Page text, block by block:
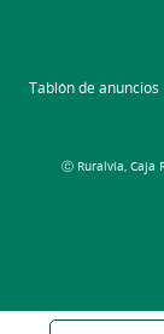
Tablón de anuncios
Ⓒ Ruralvía, Caja